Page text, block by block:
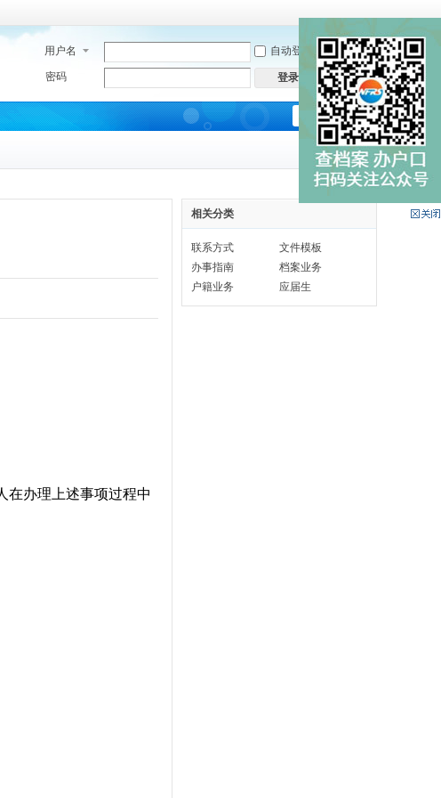
用户名 自动登录 找回密码
密码 登录 立即注册
快捷导航
在办理上述事项过程中
相关分类
联系方式
文件模板
办事指南
档案业务
户籍业务
应届生